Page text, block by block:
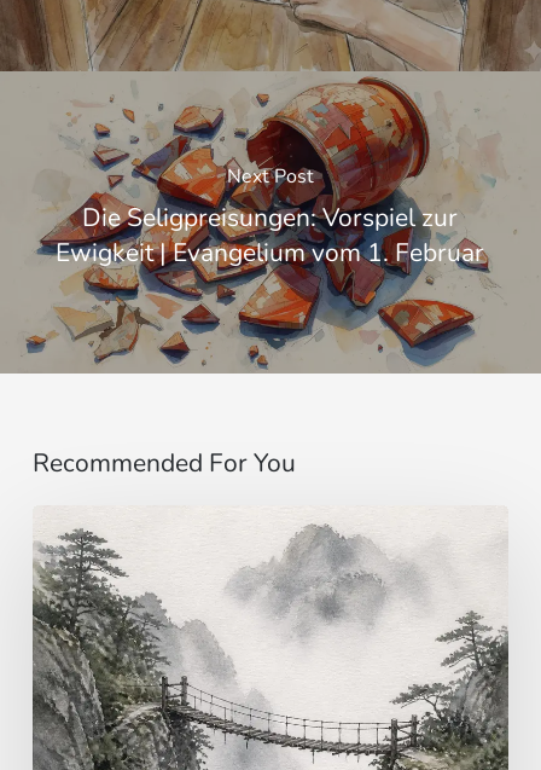
Next Post
Die Seligpreisungen: Vorspiel zur
Ewigkeit | Evangelium vom 1. Februar
Recommended For You
Einbildung
…
jenseits
der
Sinne
|
Evangelium